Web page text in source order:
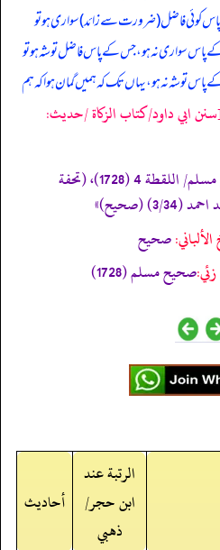
کوئی فاضل (ضرورت سے زائد) سواری ہو تو
پاس سواری نہ ہو، جس کے پاس فاضل توشہ ہو تو
توشہ نہ ہو، یہاں تک کہ ہمیں گمان ہوا کہ ہم
ابي داود/كتاب الزكاة /حدیث:
«‏‏‏‏صحیح مسلم/ اللقطة 4 (1728)، (تحفة
صحيح
صحيح مسلم (1728)
الرتبة عند
ابن حجر/
ذهبي
أحاديث